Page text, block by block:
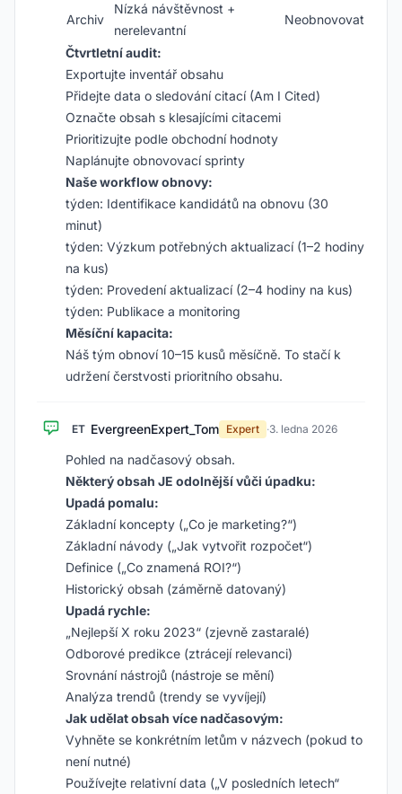
Archiv
Nízká návštěvnost +
nerelevantní
Neobnovovat
Čtvrtletní audit:
Exportujte inventář obsahu
Přidejte data o sledování citací (Am I Cited)
Označte obsah s klesajícími citacemi
Prioritizujte podle obchodní hodnoty
Naplánujte obnovovací sprinty
Naše workflow obnovy:
týden: Identifikace kandidátů na obnovu (30
minut)
týden: Výzkum potřebných aktualizací (1–2 hodiny
na kus)
týden: Provedení aktualizací (2–4 hodiny na kus)
týden: Publikace a monitoring
Měsíční kapacita:
Náš tým obnoví 10–15 kusů měsíčně. To stačí k
udržení čerstvosti prioritního obsahu.
ET EvergreenExpert_Tom Expert ·3. ledna 2026
Pohled na nadčasový obsah.
Některý obsah JE odolnější vůči úpadku:
Upadá pomalu:
Základní koncepty („Co je marketing?“)
Základní návody („Jak vytvořit rozpočet“)
Definice („Co znamená ROI?“)
Historický obsah (záměrně datovaný)
Upadá rychle:
„Nejlepší X roku 2023“ (zjevně zastaralé)
Odborové predikce (ztrácejí relevanci)
Srovnání nástrojů (nástroje se mění)
Analýza trendů (trendy se vyvíjejí)
Jak udělat obsah více nadčasovým:
Vyhněte se konkrétním letům v názvech (pokud to
není nutné)
Používejte relativní data („V posledních letech“